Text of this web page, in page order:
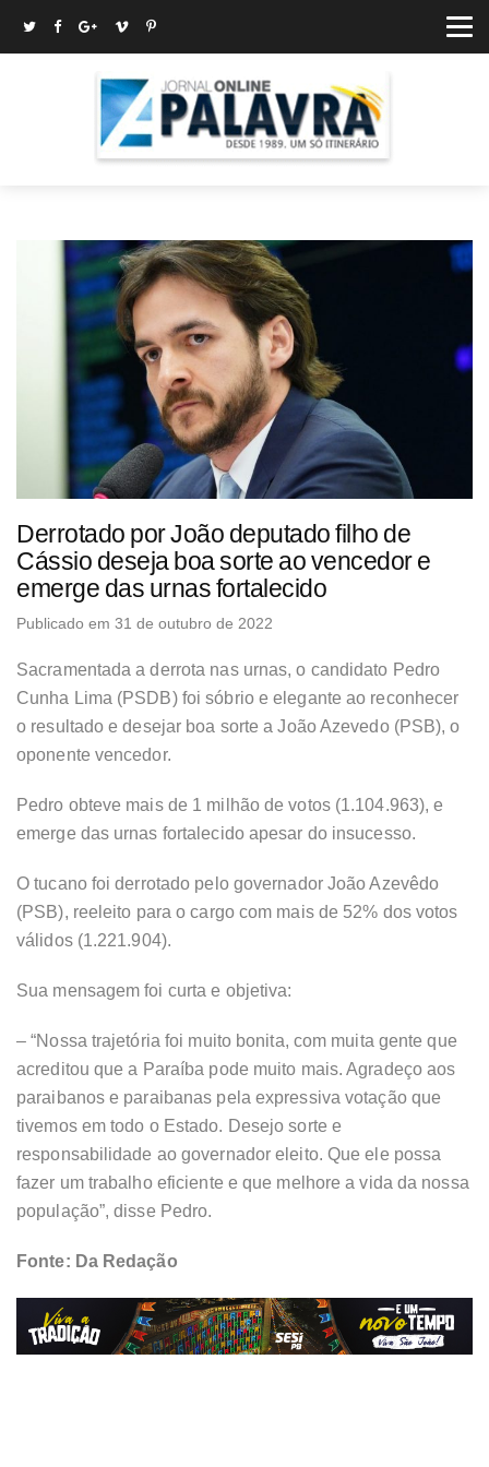
Derrotado por João deputado filho de
Cássio deseja boa sorte ao vencedor e
emerge das urnas fortalecido
Publicado em 31 de outubro de 2022
Sacramentada a derrota nas urnas, o candidato Pedro
Cunha Lima (PSDB) foi sóbrio e elegante ao reconhecer
o resultado e desejar boa sorte a João Azevedo (PSB), o
oponente vencedor.
Pedro obteve mais de 1 milhão de votos (1.104.963), e
emerge das urnas fortalecido apesar do insucesso.
O tucano foi derrotado pelo governador João Azevêdo
(PSB), reeleito para o cargo com mais de 52% dos votos
válidos (1.221.904).
Sua mensagem foi curta e objetiva:
– “Nossa trajetória foi muito bonita, com muita gente que
acreditou que a Paraíba pode muito mais. Agradeço aos
paraibanos e paraibanas pela expressiva votação que
tivemos em todo o Estado. Desejo sorte e
responsabilidade ao governador eleito. Que ele possa
fazer um trabalho eficiente e que melhore a vida da nossa
população”, disse Pedro.
Fonte: Da Redação